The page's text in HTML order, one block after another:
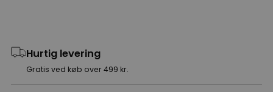
Hurtig levering
Gratis ved køb over 499 kr.